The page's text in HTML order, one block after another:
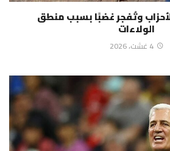
وتُفجر غضبًا بسبب منطق
الولاءات
4 غشت، 2026